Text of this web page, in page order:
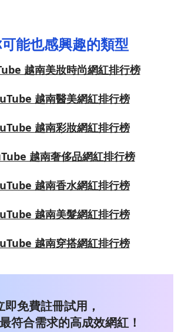
能也感興趣的類型
越南美妝時尚網紅排行榜
越南醫美網紅排行榜
越南彩妝網紅排行榜
越南奢侈品網紅排行榜
越南香水網紅排行榜
越南美髮網紅排行榜
越南穿搭網紅排行榜
即免費註冊試用，
符合需求的高成效網紅！